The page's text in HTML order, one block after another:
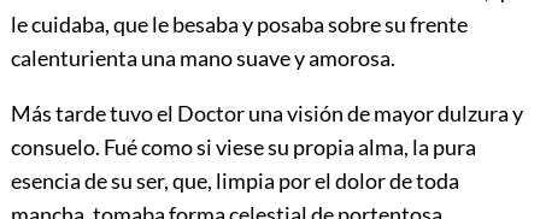
le cuidaba, que le besaba y posaba sobre su frente
calenturienta una mano suave y amorosa.
Más tarde tuvo el Doctor una visión de mayor dulzura y
consuelo. Fué como si viese su propia alma, la pura
esencia de su ser, que, limpia por el dolor de toda
mancha, tomaba forma celestial de portentosa